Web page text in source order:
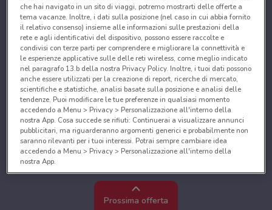
Prossima offerta
che hai navigato in un sito di viaggi, potremo mostrarti delle offerte a
tema vacanze. Inoltre, i dati sulla posizione (nel caso in cui abbia fornito
il relativo consenso) insieme alle informazioni sulle prestazioni della
rete e agli identificativi del dispositivo, possono essere raccolte e
condivisi con terze parti per comprendere e migliorare la connettività e
le esperienze applicative sulle delle reti wireless, come meglio indicato
nel paragrafo 13.b della nostra Privacy Policy. Inoltre, i tuoi dati possono
anche essere utilizzati per la creazione di report, ricerche di mercato,
scientifiche e statistiche, analisi basate sulla posizione e analisi delle
tendenze. Puoi modificare le tue preferenze in qualsiasi momento
accedendo a Menu > Privacy > Personalizzazione all'interno della
nostra App. Cosa succede se rifiuti: Continuerai a visualizzare annunci
pubblicitari, ma riguarderanno argomenti generici e probabilmente non
saranno rilevanti per i tuoi interessi. Potrai sempre cambiare idea
accedendo a Menu > Privacy > Personalizzazione all'interno della
nostra App.
Noi e i nostri partner trattiamo i dati per fornire:
Utilizzare dati di geolocalizzazione precisi. Scansione attiva delle
caratteristiche del dispositivo ai fini dell’identificazione. Archiviare